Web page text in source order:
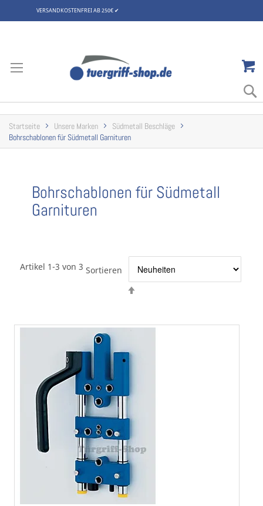
VERSANDKOSTENFREI AB 250€ ✔
springen
Startseite Unsere Marken
Südmetall Beschläge
Bohrschablonen für Südmetall Garnituren
Bohrschablonen für Südmetall
Garnituren
Artikel 1-3 von 3 Sortieren
Absteigend